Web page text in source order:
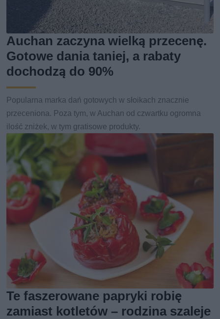
Auchan zaczyna wielką przecenę.
Gotowe dania taniej, a rabaty
dochodzą do 90%
Popularna marka dań gotowych w słoikach znacznie
przeceniona. Poza tym, w Auchan od czwartku ogromna
ilość zniżek, w tym gratisowe produkty.
Te faszerowane papryki robię
zamiast kotletów – rodzina szaleje